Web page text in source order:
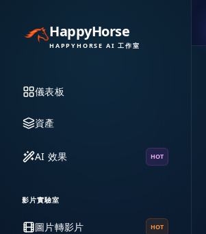
HappyHorse
HAPPYHORSE AI 工作室
儀表板
資產
AI 效果 HOT
影片實驗室
圖片轉影片 HOT